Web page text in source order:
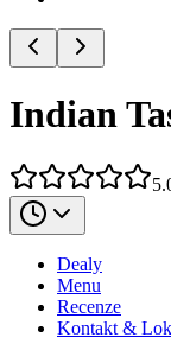
Indian
Dealy
Menu
Recenze
Kontakt &